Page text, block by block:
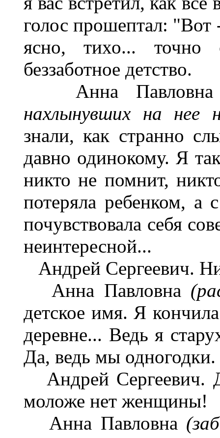
голос прошептал: "Вот
ясно, тихо... точно
беззаботное детство.
Анна
нахлынувших на
знали, как странно
давно одинокому. Я
никто не помнит,
потеряла ребенком, а
почувствовала себя
неинтересной...
Андрей Сергеевич.
Анна Павловна
детское имя. Я
деревне... Ведь я
Да, ведь мы одногодки.
Андрей Сергеевич.
моложе нет женщины!
Анна Павловна